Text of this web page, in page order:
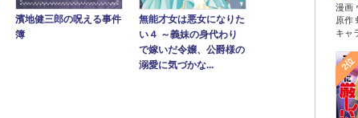
漫画
原作
キャ
2位
濱地健三郎の呪える事件
簿
無能才女は悪女になりた
い４ ～義妹の身代わり
で嫁いだ令嬢、公爵様の
溺愛に気づかな...